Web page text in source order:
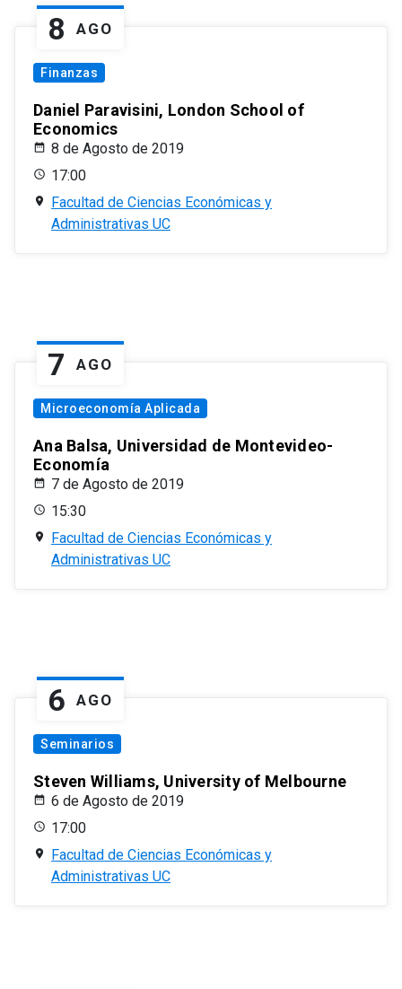
8 AGO
Finanzas
Daniel Paravisini, London School of
Economics
8 de Agosto de 2019
17:00
Facultad de Ciencias Económicas y
Administrativas UC
7 AGO
Microeconomía Aplicada
Ana Balsa, Universidad de Montevideo-
Economía
7 de Agosto de 2019
15:30
Facultad de Ciencias Económicas y
Administrativas UC
6 AGO
Seminarios
Steven Williams, University of Melbourne
6 de Agosto de 2019
17:00
Facultad de Ciencias Económicas y
Administrativas UC